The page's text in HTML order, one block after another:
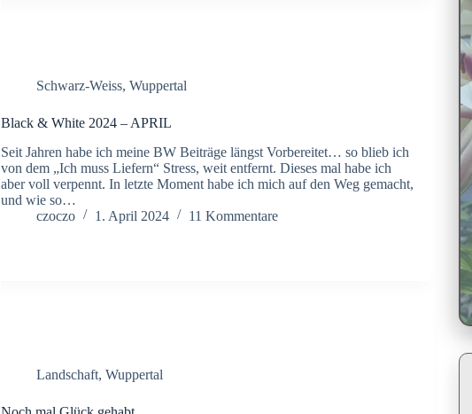
Schwarz-Weiss,Wuppertal
Black & White 2024 – APRIL
Seit Jahren habe ich meine BW Beiträge längst Vorbereitet… so blieb ich
von dem „Ich muss Liefern“ Stress, weit entfernt. Dieses mal habe ich
aber voll verpennt. In letzte Moment habe ich mich auf den Weg gemacht,
und wie so…
czoczo
1. April 2024 11 Kommentare
Landschaft,Wuppertal